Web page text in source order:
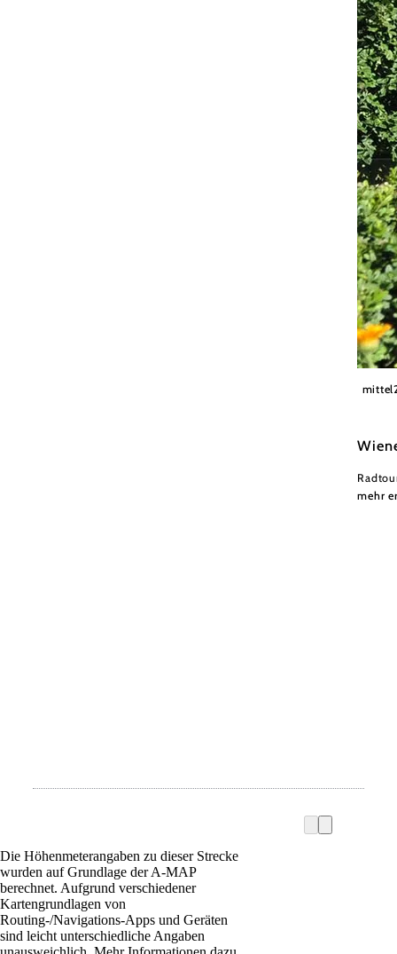
mittel
mehr
Die Höhenmeterangaben zu dieser Strecke
wurden auf Grundlage der A-MAP
berechnet. Aufgrund verschiedener
Kartengrundlagen von
Routing-/Navigations-Apps und Geräten
sind leicht unterschiedliche Angaben